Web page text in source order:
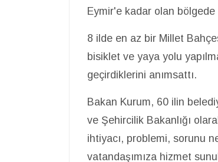
Eymir'e kadar olan
8 ilde en az bir Millet
bisiklet ve yaya yolu
geçirdiklerini anımsattı.
Bakan Kurum, 60 ilin
ve Şehircilik Bakanlığı
ihtiyacı, problemi, sorunu
vatandaşımıza hizmet